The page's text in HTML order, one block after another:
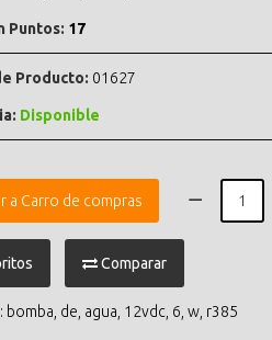
Puntos: 17
Producto: 01627
Disponible
a Carro de compras
Comparar
bomba de agua 12vdc 6 w r385